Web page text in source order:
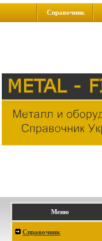
Справочник
Меню
Справочник